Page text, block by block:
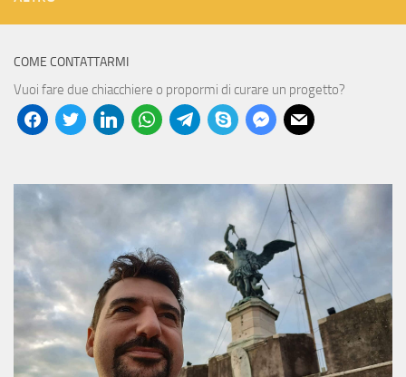
COME CONTATTARMI
Vuoi fare due chiacchiere o propormi di curare un progetto?
facebooktwitter linkedinwhatsapptelegramskype messenger
mail